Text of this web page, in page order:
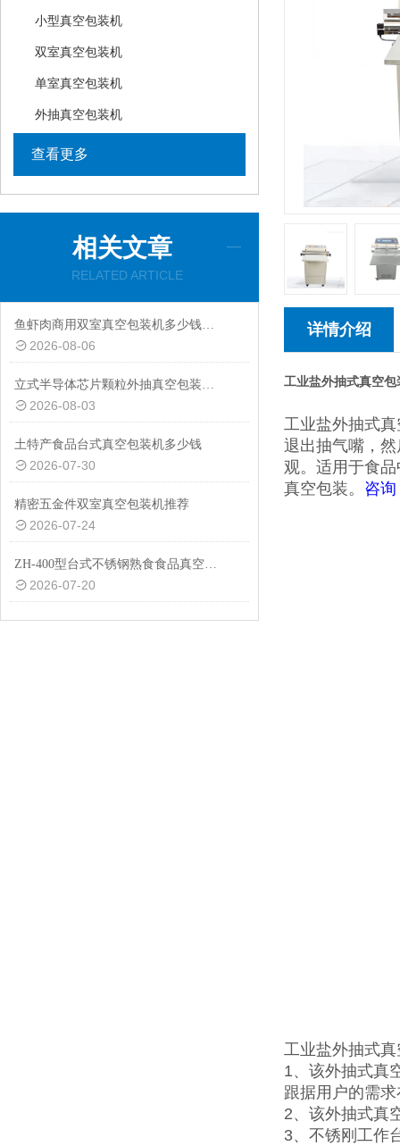
小型真空包装机
双室真空包装机
单室真空包装机
外抽真空包装机
查看更多
相关文章
RELATED ARTICLE
鱼虾肉商用双室真空包装机多少钱一台
2026-08-06
立式半导体芯片颗粒外抽真空包装机厂家
2026-08-03
土特产食品台式真空包装机多少钱
2026-07-30
精密五金件双室真空包装机推荐
2026-07-24
ZH-400型台式不锈钢熟食食品真空包装机设备
2026-07-20
详情介绍
工业盐外抽式真空包
工业盐外抽式
退出抽气嘴，
观。适用于食
真空包装。 咨询
工业盐外抽式
1、该外抽式真
跟据用户的需
2、该外抽式真
3、不锈刚工作